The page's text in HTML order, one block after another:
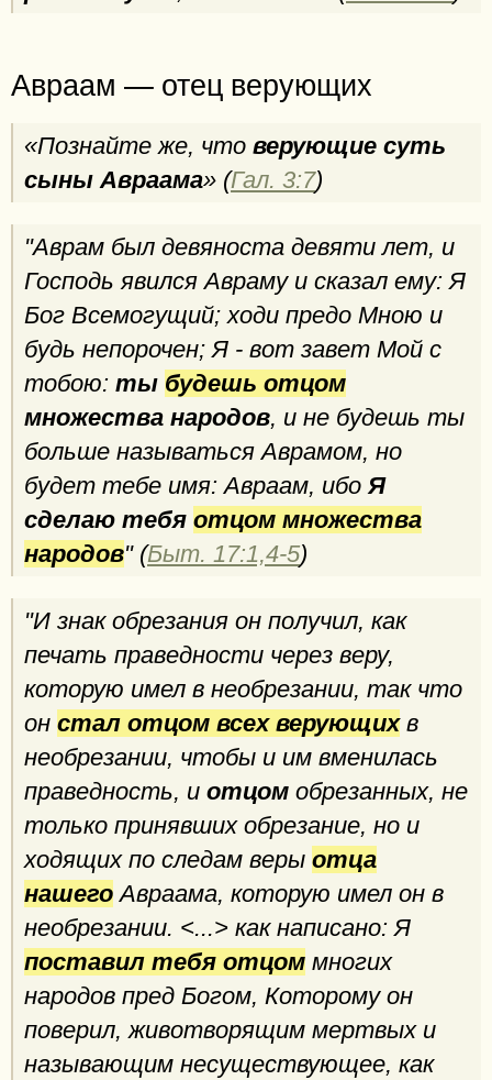
Авраам — отец верующих
«Познайте же, что верующие суть
сыны Авраама» (Гал. 3:7)
"Аврам был девяноста девяти лет, и
Господь явился Авраму и сказал ему: Я
Бог Всемогущий; ходи предо Мною и
будь непорочен; Я - вот завет Мой с
тобою: ты будешь отцом
множества народов, и не будешь ты
больше называться Аврамом, но
будет тебе имя: Авраам, ибоЯ
сделаю тебя отцом множества
народов" (Быт. 17:1,4-5)
"И знак обрезания он получил, как
печать праведности через веру,
которую имел в необрезании, так что
он стал отцом всех верующихв
необрезании, чтобы и им вменилась
праведность, и отцом обрезанных, не
только принявших обрезание, но и
ходящих по следам веры отца
нашего Авраама, которую имел он в
необрезании. <...> как написано: Я
поставил тебя отцом многих
народов пред Богом, Которому он
поверил, животворящим мертвых и
называющим несуществующее, как